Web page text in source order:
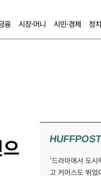
융 시장·머니 시민·경제 정
'드라마에서 도
고 커머스도 뛰었